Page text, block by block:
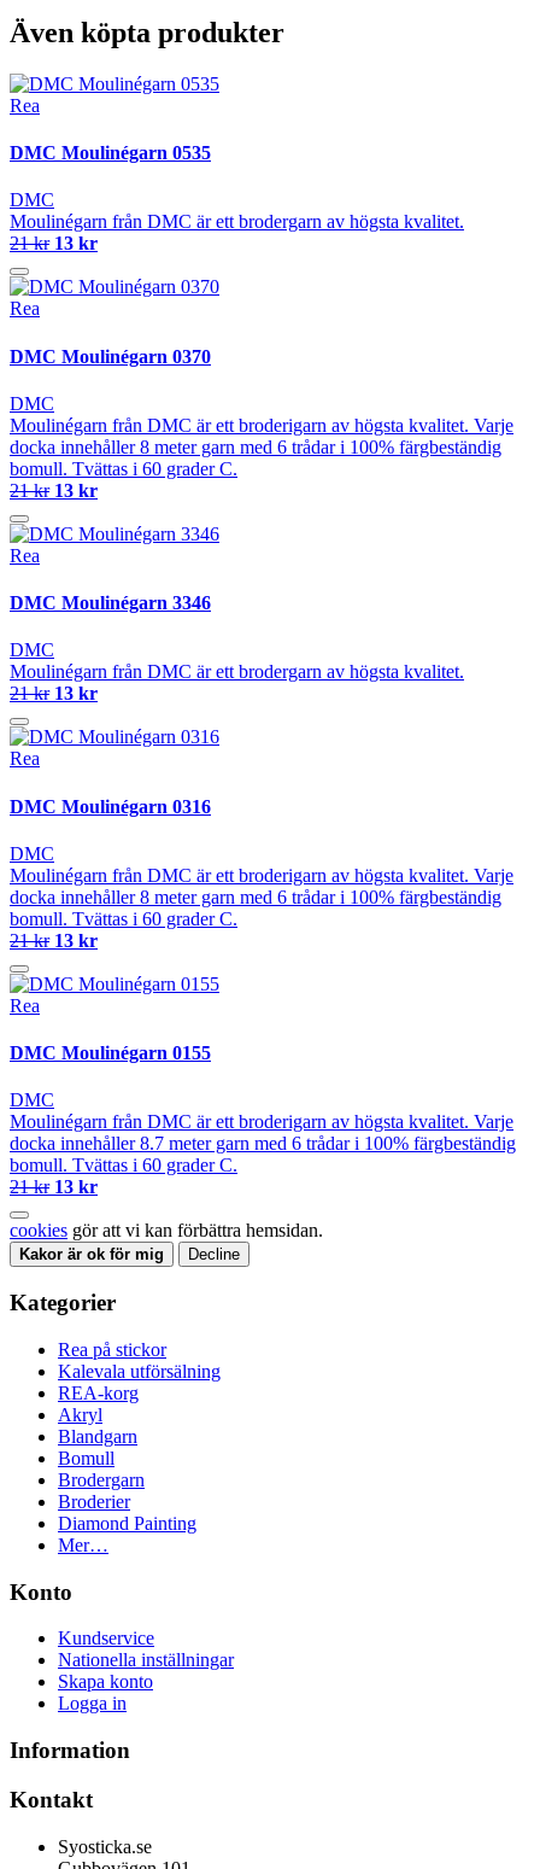
Även köpta produkter
Rea
DMC Moulinégarn 0535
DMC
Moulinégarn från DMC är ett brodergarn av högsta kvalitet.
21 kr 13 kr
Rea
DMC Moulinégarn 0370
DMC
Moulinégarn från DMC är ett broderigarn av högsta kvalitet. Varje
docka innehåller 8 meter garn med 6 trådar i 100% färgbeständig
bomull. Tvättas i 60 grader C.
21 kr 13 kr
Rea
DMC Moulinégarn 3346
DMC
Moulinégarn från DMC är ett brodergarn av högsta kvalitet.
21 kr 13 kr
Rea
DMC Moulinégarn 0316
DMC
Moulinégarn från DMC är ett broderigarn av högsta kvalitet. Varje
docka innehåller 8 meter garn med 6 trådar i 100% färgbeständig
bomull. Tvättas i 60 grader C.
21 kr 13 kr
Rea
DMC Moulinégarn 0155
DMC
Moulinégarn från DMC är ett broderigarn av högsta kvalitet. Varje
docka innehåller 8.7 meter garn med 6 trådar i 100% färgbeständig
bomull. Tvättas i 60 grader C.
21 kr 13 kr
cookies gör att vi kan förbättra hemsidan.
Kakor är ok för mig Decline
Kategorier
Rea på stickor
Kalevala utförsälning
REA-korg
Akryl
Blandgarn
Bomull
Brodergarn
Broderier
Diamond Painting
Mer…
Konto
Kundservice
Nationella inställningar
Skapa konto
Logga in
Information
Kontakt
Syosticka.se